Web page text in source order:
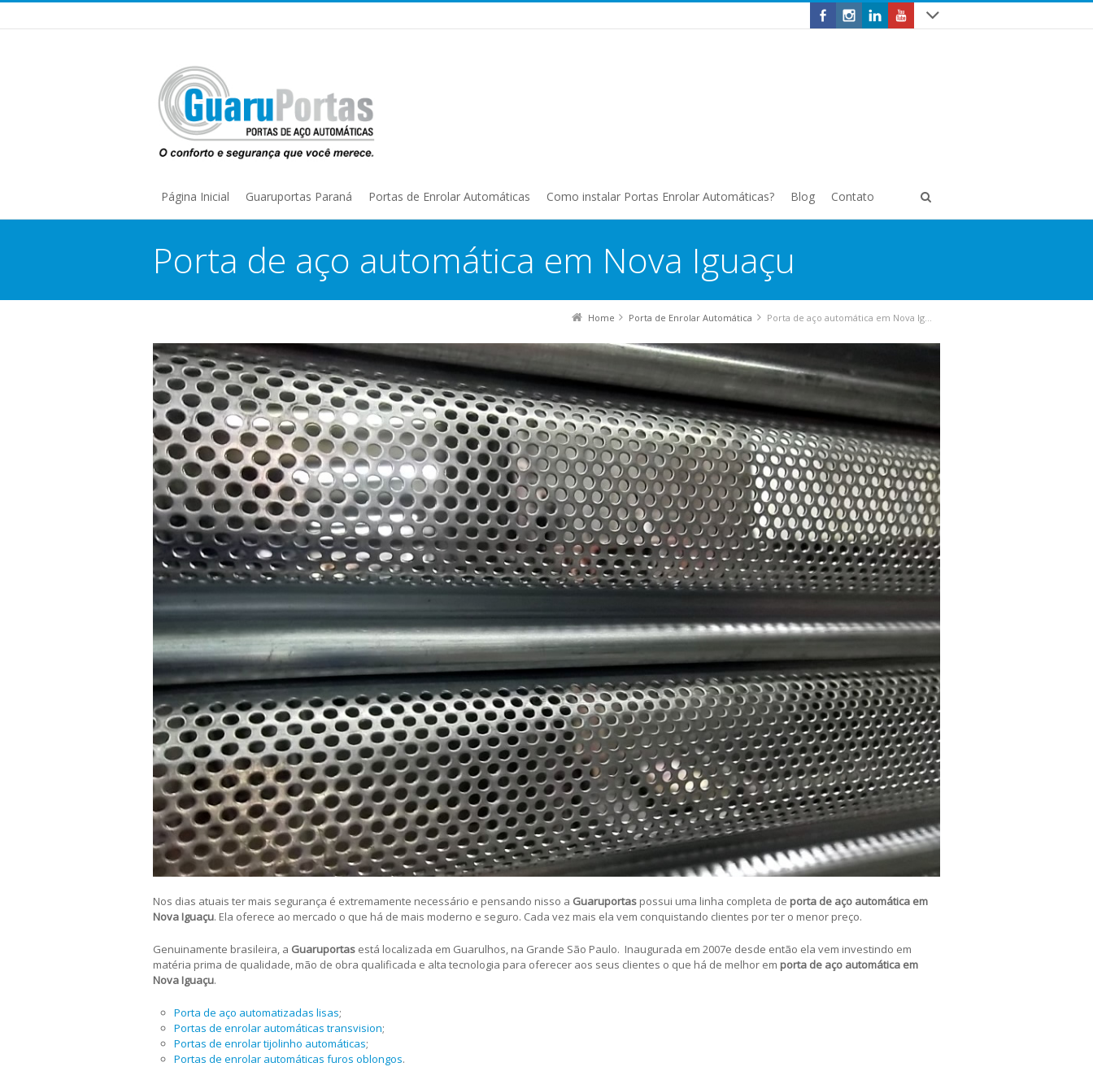
Página Inicial Guaruportas Paraná Portas de Enrolar Automáticas Como instalar Portas Enrolar Automáticas? Blog Contato
Porta de aço automática em Nova Iguaçu
Home Porta de Enrolar Automática Porta de aço automática em Nova Iguaçu
Nos dias atuais ter mais segurança é extremamente necessário e pensando nisso a Guaruportas possui uma linha completa de porta de aço automática em
Nova Iguaçu. Ela oferece ao mercado o que há de mais moderno e seguro. Cada vez mais ela vem conquistando clientes por ter o menor preço.
Genuinamente brasileira, a Guaruportas está localizada em Guarulhos, na Grande São Paulo. Inaugurada em 2007e desde então ela vem investindo em
matéria prima de qualidade, mão de obra qualificada e alta tecnologia para oferecer aos seus clientes o que há de melhor em porta de aço automática em
Nova Iguaçu.
Porta de aço automatizadas lisas;
Portas de enrolar automáticas transvision;
Portas de enrolar tijolinho automáticas;
Portas de enrolar automáticas furos oblongos.